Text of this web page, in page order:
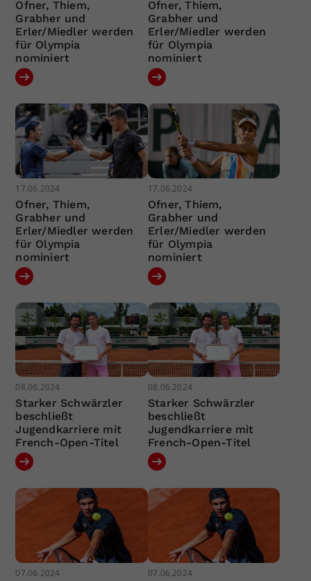
Ofner, Thiem,
Grabher und
Erler/Miedler werden
für Olympia
nominiert
Ofner, Thiem,
Grabher und
Erler/Miedler werden
für Olympia
nominiert
17.06.2024
Ofner, Thiem,
Grabher und
Erler/Miedler werden
für Olympia
nominiert
17.06.2024
Ofner, Thiem,
Grabher und
Erler/Miedler werden
für Olympia
nominiert
08.06.2024
Starker Schwärzler
beschließt
Jugendkarriere mit
French-Open-Titel
08.06.2024
Starker Schwärzler
beschließt
Jugendkarriere mit
French-Open-Titel
07.06.2024 07.06.2024